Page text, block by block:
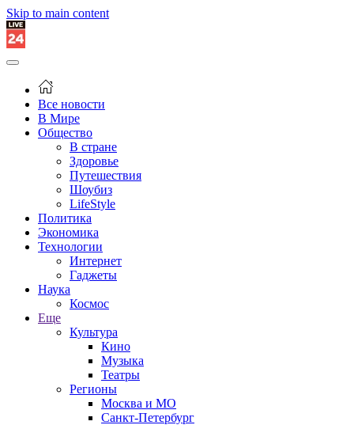
Skip to main content
Все новости
В Мире
Общество
В стране
Здоровье
Путешествия
Шоубиз
LifeStyle
Политика
Экономика
Технологии
Интернет
Гаджеты
Наука
Космос
Еще
Культура
Кино
Музыка
Театры
Регионы
Москва и МО
Санкт-Петербург